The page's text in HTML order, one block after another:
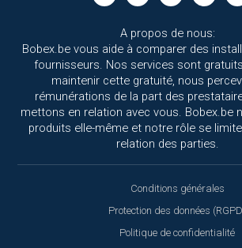
A propos de nous:
Bobex.be vous aide à comparer des
fournisseurs. Nos services sont
maintenir cette gratuité, nous
rémunérations de la part des
mettons en relation avec vous. Bobex.be
produits elle-même et notre rôle se
relation des parties.
Conditions générales
Protection des données
Politique de confidentialité